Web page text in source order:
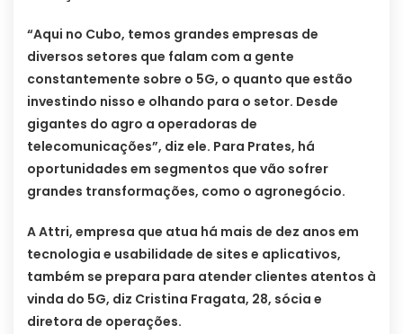
“Aqui no Cubo, temos grandes empresas de
diversos setores que falam com a gente
constantemente sobre o 5G, o quanto que estão
investindo nisso e olhando para o setor. Desde
gigantes do agro a operadoras de
telecomunicações”, diz ele. Para Prates, há
oportunidades em segmentos que vão sofrer
grandes transformações, como o agronegócio.
A Attri, empresa que atua há mais de dez anos em
tecnologia e usabilidade de sites e aplicativos,
também se prepara para atender clientes atentos à
vinda do 5G, diz Cristina Fragata, 28, sócia e
diretora de operações.